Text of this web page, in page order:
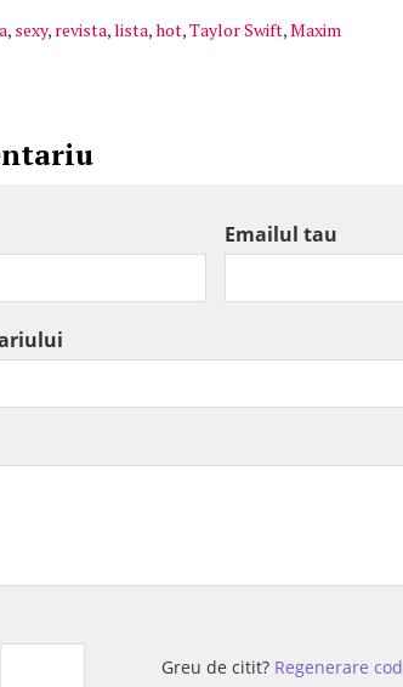
, sexy, revista,lista,hot,Taylor Swift,Maxim
Emailul tau
Greu de citit? Regenerare cod